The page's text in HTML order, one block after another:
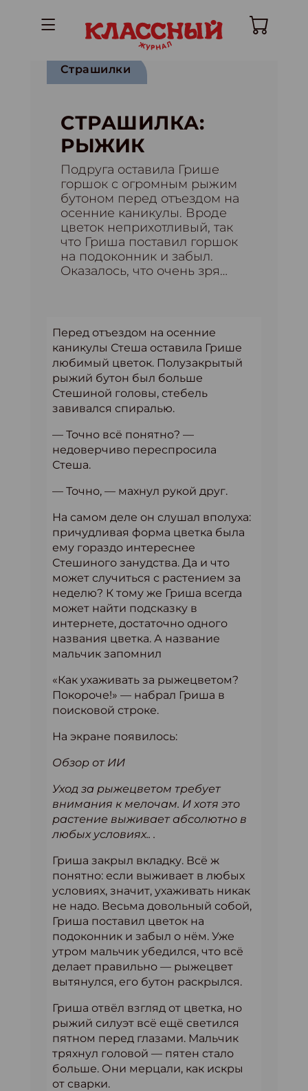
Страшилки
СТРАШИЛКА:
РЫЖИК
Подруга оставила Грише
горшок с огромным рыжим
бутоном перед отъездом на
осенние каникулы. Вроде
цветок неприхотливый, так
что Гриша поставил горшок
на подоконник и забыл.
Оказалось, что очень зря…
Перед отъездом на осенние
каникулы Стеша оставила Грише
любимый цветок. Полузакрытый
рыжий бутон был больше
Стешиной головы, стебель
завивался спиралью.
— Точно всё понятно? —
недоверчиво переспросила
Стеша.
— Точно, — махнул рукой друг.
На самом деле он слушал вполуха:
причудливая форма цветка была
ему гораздо интереснее
Стешиного занудства. Да и что
может случиться с растением за
неделю? К тому же Гриша всегда
может найти подсказку в
интернете, достаточно одного
названия цветка. А название
мальчик запомнил
«Как ухаживать за рыжецветом?
Покороче!» — набрал Гриша в
поисковой строке.
На экране появилось:
Обзор от ИИ
Уход за рыжецветом требует
внимания к мелочам. И хотя это
растение выживает абсолютно в
любых условиях.. .
Гриша закрыл вкладку. Всё ж
понятно: если выживает в любых
условиях, значит, ухаживать никак
не надо. Весьма довольный собой,
Гриша поставил цветок на
подоконник и забыл о нём. Уже
утром мальчик убедился, что всё
делает правильно — рыжецвет
вытянулся, его бутон раскрылся.
Гриша отвёл взгляд от цветка, но
рыжий силуэт всё ещё светился
пятном перед глазами. Мальчик
тряхнул головой — пятен стало
больше. Они мерцали, как искры
от сварки.